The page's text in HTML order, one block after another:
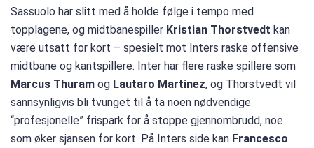
Sassuolo har slitt med å holde følge i tempo med
topplagene, og midtbanespiller Kristian Thorstvedt kan
være utsatt for kort – spesielt mot Inters raske offensive
midtbane og kantspillere. Inter har flere raske spillere som
Marcus Thuram og Lautaro Martinez, og Thorstvedt vil
sannsynligvis bli tvunget til å ta noen nødvendige
“profesjonelle” frispark for å stoppe gjennombrudd, noe
som øker sjansen for kort. På Inters side kan Francesco